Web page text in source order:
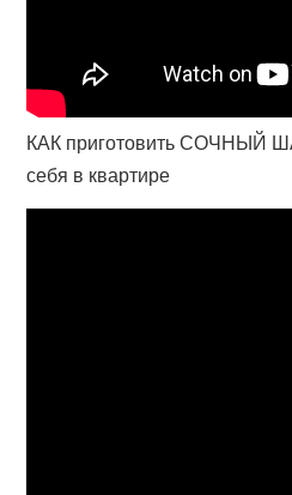
КАК приготовить СОЧНЫЙ
себя в квартире